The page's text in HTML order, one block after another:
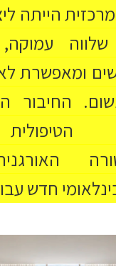
הייתה
שלווה
ומאפשרת
החיבור
חדש